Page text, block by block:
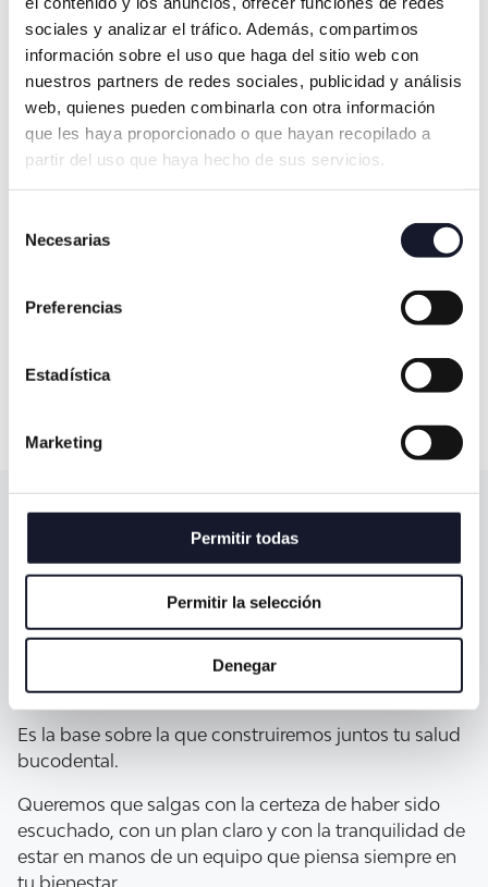
sociales y analizar el tráfico. Además, compartimos
información sobre el uso que haga del sitio web con
nuestros partners de redes sociales, publicidad y análisis
web, quienes pueden combinarla con otra información
que les haya proporcionado o que hayan recopilado a
partir del uso que haya hecho de sus servicios.
Necesarias
Preferencias
Estadística
Marketing
Permitir todas
Permitir la selección
Denegar
Torres Independencia
Tu primera visita en Torres
es mucho másque un
Es la base sobre la que construiremos juntos tu salud
bucodental.
Queremos que salgas con la certeza de haber sido
escuchado, con un plan claro y con la tranquilidad de
estar en manos de un equipo que piensa siempre en